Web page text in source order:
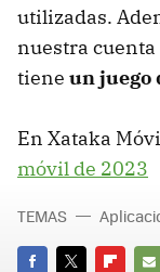
utilizadas.
nuestra
tiene un juego
En Xataka
móvil de 2023
TEMAS